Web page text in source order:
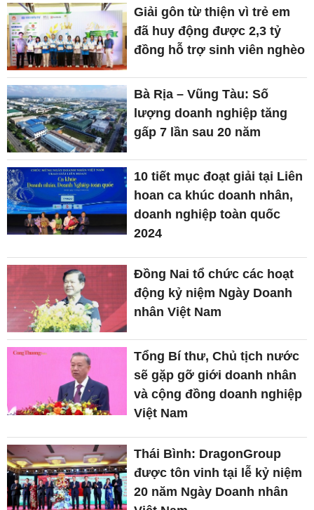
Giải gôn từ thiện vì trẻ em
đã huy động được 2,3 tỷ
đồng hỗ trợ sinh viên nghèo
Bà Rịa – Vũng Tàu: Số
lượng doanh nghiệp tăng
gấp 7 lần sau 20 năm
10 tiết mục đoạt giải tại Liên
hoan ca khúc doanh nhân,
doanh nghiệp toàn quốc
2024
Đồng Nai tổ chức các hoạt
động kỷ niệm Ngày Doanh
nhân Việt Nam
Tổng Bí thư, Chủ tịch nước
sẽ gặp gỡ giới doanh nhân
và cộng đồng doanh nghiệp
Việt Nam
Thái Bình: DragonGroup
được tôn vinh tại lễ kỷ niệm
20 năm Ngày Doanh nhân